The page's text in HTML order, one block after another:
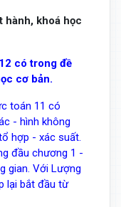
hành, khoá học
có trong đề
cơ bản.
toán 11 có
- hình không
hợp - xác suất.
đầu chương 1 -
gian. Với Lượng
lại bắt đầu từ